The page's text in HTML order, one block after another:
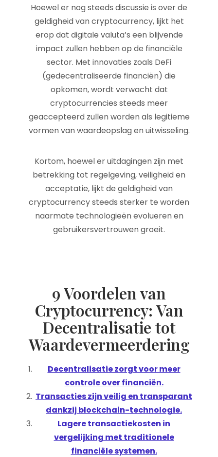
Hoewel er nog steeds discussie is over de
geldigheid van cryptocurrency, lijkt het
erop dat digitale valuta’s een blijvende
impact zullen hebben op de financiële
sector. Met innovaties zoals DeFi
(gedecentraliseerde financiën) die
opkomen, wordt verwacht dat
cryptocurrencies steeds meer
geaccepteerd zullen worden als legitieme
vormen van waardeopslag en uitwisseling.
Kortom, hoewel er uitdagingen zijn met
betrekking tot regelgeving, veiligheid en
acceptatie, lijkt de geldigheid van
cryptocurrency steeds sterker te worden
naarmate technologieën evolueren en
gebruikersvertrouwen groeit.
9 Voordelen van
Cryptocurrency: Van
Decentralisatie tot
Waardevermeerdering
Decentralisatie zorgt voor meer
controle over financiën.
Transacties zijn veilig en transparant
dankzij blockchain-technologie.
Lagere transactiekosten in
vergelijking met traditionele
financiële systemen.